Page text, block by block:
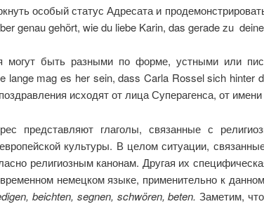
особый статус Адресата и
genau gehört, wie du liebe Karin, das gerade zu
могут быть разными по форме, устными или
lange mag es her sein, dass Carla Rossel sich hinter
исходят от лица Суперагенса, от
представляют глаголы, связанные с
культуры. В целом ситуации,
религиозным канонам. Другая их
немецком языке, применительно к
,beichten, segnen, schwören,beten. Заметим,